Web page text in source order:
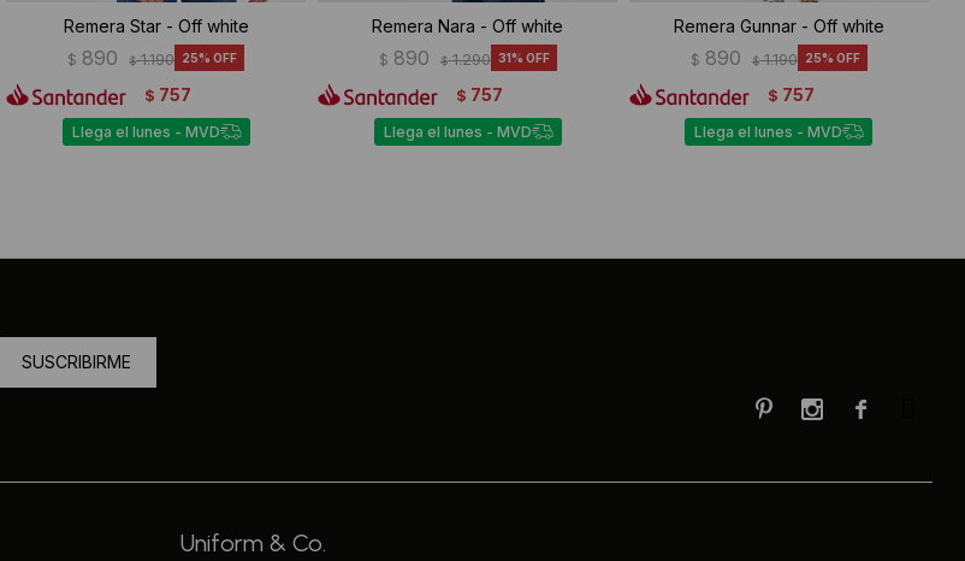
Remera Star - Off white
$ 890 $ 1.190 25
$ 757
Llega el lunes - MVD
Remera Nara - Off white
$ 890 $ 1.290 31
$ 757
Llega el lunes - MVD
Remera Gunnar - Off white
$ 890 $ 1.190 25
$ 757
Llega el lunes - MVD
SUSCRIBIRME

 
Uniform & Co.